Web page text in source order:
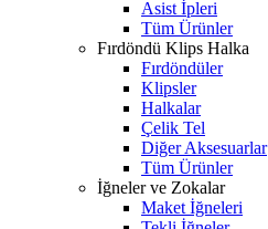
Asist İpleri
Tüm Ürünler
Fırdöndü Klips Halka
Fırdöndüler
Klipsler
Halkalar
Çelik Tel
Diğer Aksesuarlar
Tüm Ürünler
İğneler ve Zokalar
Maket İğneleri